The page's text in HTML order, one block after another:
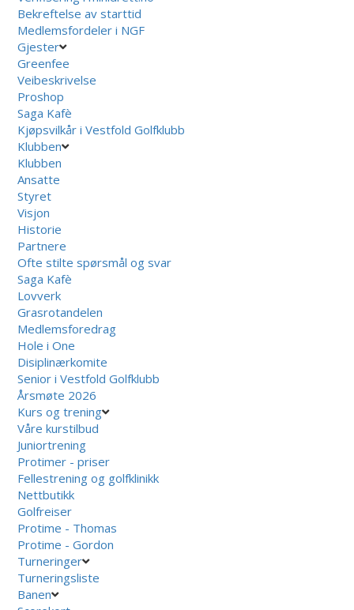
Bekreftelse av starttid
Medlemsfordeler i NGF
Gjester
Greenfee
Veibeskrivelse
Proshop
Saga Kafè
Kjøpsvilkår i Vestfold Golfklubb
Klubben
Klubben
Ansatte
Styret
Visjon
Historie
Partnere
Ofte stilte spørsmål og svar
Saga Kafè
Lovverk
Grasrotandelen
Medlemsforedrag
Hole i One
Disiplinærkomite
Senior i Vestfold Golfklubb
Årsmøte 2026
Kurs og trening
Våre kurstilbud
Juniortrening
Protimer - priser
Fellestrening og golfklinikk
Nettbutikk
Golfreiser
Protime - Thomas
Protime - Gordon
Turneringer
Turneringsliste
Banen